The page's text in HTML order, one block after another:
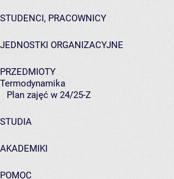
STUDENCI, PRACOWNICY
JEDNOSTKI ORGANIZACYJNE
PRZEDMIOTY
Termodynamika
Plan zajęć w 24/25-Z
STUDIA
AKADEMIKI
POMOC